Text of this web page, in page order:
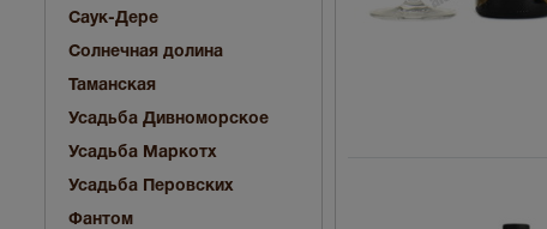
Саук-Дере
Солнечная долина
Таманская
Усадьба Дивноморское
Усадьба Маркотх
Усадьба Перовских
Фантом